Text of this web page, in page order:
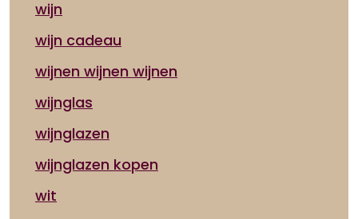
wijn
wijn cadeau
wijnen wijnen wijnen
wijnglas
wijnglazen
wijnglazen kopen
wit